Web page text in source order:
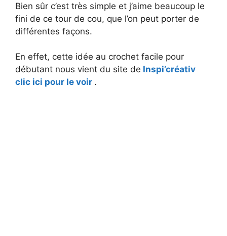
Bien sûr c’est très simple et j’aime beaucoup le
fini de ce tour de cou, que l’on peut porter de
différentes façons.
En effet, cette idée au crochet facile pour
débutant nous vient du site de Inspi’créativ
clic ici pour le voir .